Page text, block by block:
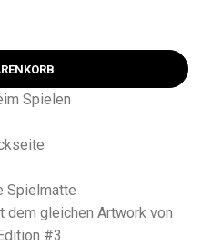
Spielen
Spielmatte
dem gleichen Artwork von
#3